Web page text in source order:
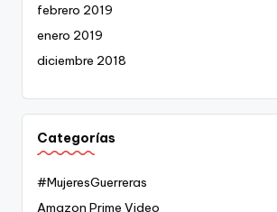
febrero 2019
enero 2019
diciembre 2018
Categorías
#MujeresGuerreras
Amazon Prime Video